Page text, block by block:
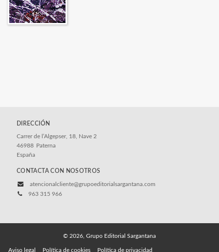
DIRECCIÓN
Carrer de l’Algepser, 18, Nave 2
46988 Paterna
España
CONTACTA CON NOSOTROS
atencionalcliente@grupoeditorialsargantana.com
963 315 966
© 2026, Grupo Editorial Sargantana
Aviso legal Política de cookies Política de privacidad